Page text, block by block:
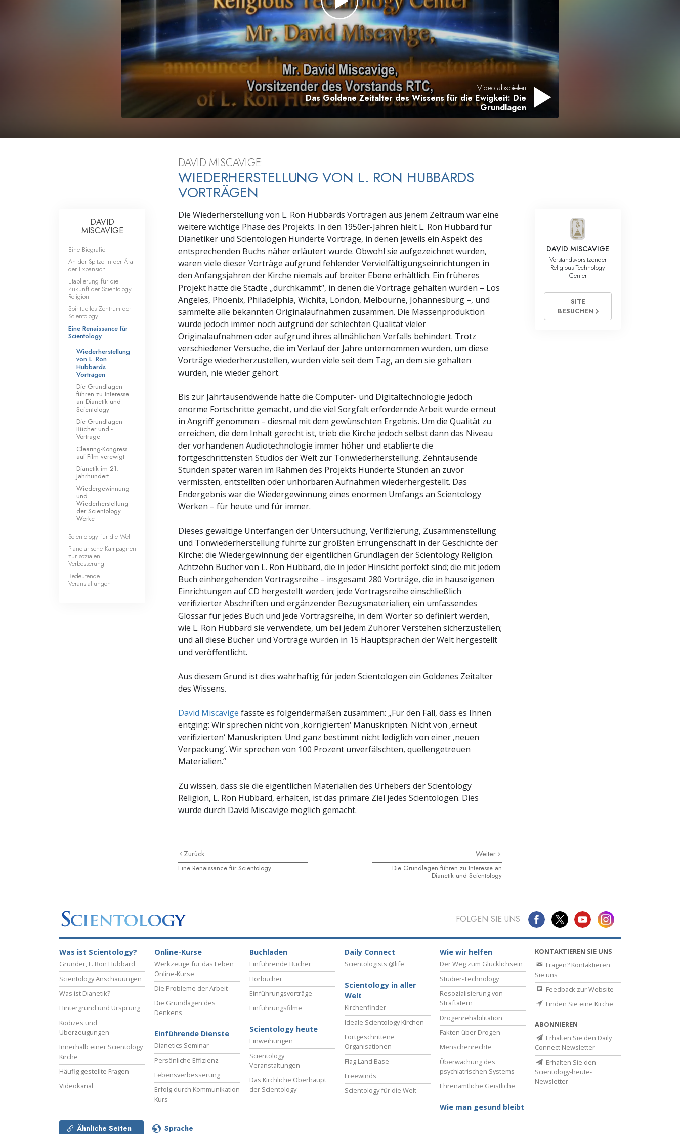
Liebe und Hass – Was ist Größe?
Kinder
Werkzeuge für den Arbeitsplatz
Ethik und die Zustände
Die Ursache von Unterdrückung
Ermittlungen
Grundlagen des Organisierens
Video abspielen
Das Goldene Zeitalter des Wissens für die Ewigkeit: Die
Grundlagen
DAVID MISCAVIGE:
WIEDERHERSTELLUNG VON L. RON HUBBARDS
VORTRÄGEN
Die Wiederherstellung von L. Ron Hubbards Vorträgen aus jenem Zeitraum war eine
weitere wichtige Phase des Projekts. In den 1950er-Jahren hielt L. Ron Hubbard für
Dianetiker und Scientologen Hunderte Vorträge, in denen jeweils ein Aspekt des
entsprechenden Buchs näher erläutert wurde. Obwohl sie aufgezeichnet wurden,
waren viele dieser Vorträge aufgrund fehlender Vervielfältigungseinrichtungen in
den Anfangsjahren der Kirche niemals auf breiter Ebene erhältlich. Ein früheres
Projekt hatte die Städte „durchkämmt“, in denen die Vorträge gehalten wurden – Los
Angeles, Phoenix, Philadelphia, Wichita, London, Melbourne, Johannesburg –, und
sammelte alle bekannten Originalaufnahmen zusammen. Die Massenproduktion
wurde jedoch immer noch aufgrund der schlechten Qualität vieler
Originalaufnahmen oder aufgrund ihres allmählichen Verfalls behindert. Trotz
verschiedener Versuche, die im Verlauf der Jahre unternommen wurden, um diese
Vorträge wiederherzustellen, wurden viele seit dem Tag, an dem sie gehalten
wurden, nie wieder gehört.
Bis zur Jahrtausendwende hatte die Computer- und Digitaltechnologie jedoch
enorme Fortschritte gemacht, und die viel Sorgfalt erfordernde Arbeit wurde erneut
in Angriff genommen – diesmal mit dem gewünschten Ergebnis. Um die Qualität zu
erreichen, die dem Inhalt gerecht ist, trieb die Kirche jedoch selbst dann das Niveau
der vorhandenen Audiotechnologie immer höher und etablierte die
fortgeschrittensten Studios der Welt zur Tonwiederherstellung. Zehntausende
Stunden später waren im Rahmen des Projekts Hunderte Stunden an zuvor
vermissten, entstellten oder unhörbaren Aufnahmen wiederhergestellt. Das
Endergebnis war die Wiedergewinnung eines enormen Umfangs an Scientology
Werken – für heute und für immer.
Dieses gewaltige Unterfangen der Untersuchung, Verifizierung, Zusammenstellung
und Tonwiederherstellung führte zur größten Errungenschaft in der Geschichte der
Kirche: die Wiedergewinnung der eigentlichen Grundlagen der Scientology Religion.
Achtzehn Bücher von L. Ron Hubbard, die in jeder Hinsicht perfekt sind; die mit jedem
Buch einhergehenden Vortragsreihe – insgesamt 280 Vorträge, die in hauseigenen
Einrichtungen auf CD hergestellt werden; jede Vortragsreihe einschließlich
verifizierter Abschriften und ergänzender Bezugsmaterialien; ein umfassendes
Glossar für jedes Buch und jede Vortragsreihe, in dem Wörter so definiert werden,
wie L. Ron Hubbard sie verwendete, um bei jedem Zuhörer Verstehen sicherzustellen;
und all diese Bücher und Vorträge wurden in 15 Hauptsprachen der Welt hergestellt
und veröffentlicht.
Aus diesem Grund ist dies wahrhaftig für jeden Scientologen ein Goldenes Zeitalter
des Wissens.
David Miscavige fasste es folgendermaßen zusammen: „Für den Fall, dass es Ihnen
entging: Wir sprechen nicht von ‚korrigierten‘ Manuskripten. Nicht von ‚erneut
verifizierten‘ Manuskripten. Und ganz bestimmt nicht lediglich von einer ‚neuen
Verpackung‘. Wir sprechen von 100 Prozent unverfälschten, quellengetreuen
Materialien.“
Zu wissen, dass sie die eigentlichen Materialien des Urhebers der Scientology
Religion, L. Ron Hubbard, erhalten, ist das primäre Ziel jedes Scientologen. Dies
wurde durch David Miscavige möglich gemacht.
Zurück
Eine Renaissance für Scientology
Weiter
Die Grundlagen führen zu Interesse an
Dianetik und Scientology
DAVID
MISCAVIGE
Eine Biografie
An der Spitze in der Ära
der Expansion
Etablierung für die
Zukunft der Scientology
Religion
Spirituelles Zentrum der
Scientology
Eine Renaissance für
Scientology
Wiederherstellung
von L. Ron
Hubbards
Vorträgen
Die Grundlagen
führen zu Interesse
an Dianetik und
Scientology
Die Grundlagen-
Bücher und -
Vorträge
Clearing-Kongress
auf Film verewigt
Dianetik im 21.
Jahrhundert
Wiedergewinnung
und
Wiederherstellung
der Scientology
Werke
Scientology für die Welt
Planetarische Kampagnen
zur sozialen
Verbesserung
Bedeutende
Veranstaltungen
DAVID MISCAVIGE
Vorstandsvorsitzender
Religious Technology
Center
SITE
BESUCHEN
FOLGEN SIE UNS
Was ist Scientology?
Gründer, L. Ron Hubbard
Scientology Anschauungen
Was ist Dianetik?
Hintergrund und Ursprung
Kodizes und
Überzeugungen
Innerhalb einer Scientology
Kirche
Häufig gestellte Fragen
Videokanal
Online-Kurse
Werkzeuge für das Leben
Online-Kurse
Die Probleme der Arbeit
Die Grundlagen des
Denkens
Einführende Dienste
Dianetics Seminar
Persönliche Effizienz
Lebensverbesserung
Erfolg durch Kommunikation
Kurs
Buchladen
Einführende Bücher
Hörbücher
Einführungsvorträge
Einführungsfilme
Scientology heute
Einweihungen
Scientology
Veranstaltungen
Das Kirchliche Oberhaupt
der Scientology
Daily Connect
Scientologists @life
Scientology in aller
Welt
Kirchenfinder
Ideale Scientology Kirchen
Fortgeschrittene
Organisationen
Flag Land Base
Freewinds
Scientology für die Welt
Wie wir helfen
Der Weg zum Glücklichsein
Studier-Technology
Resozialisierung von
Straftätern
Drogenrehabilitation
Fakten über Drogen
Menschenrechte
Überwachung des
psychiatrischen Systems
Ehrenamtliche Geistliche
Wie man gesund bleibt
KONTAKTIEREN SIE UNS
Fragen? Kontaktieren
Sie uns
Feedback zur Website
Finden Sie eine Kirche
ABONNIEREN
Erhalten Sie den Daily
Connect Newsletter
Erhalten Sie den
Scientology-heute-
Newsletter
Ähnliche Seiten Sprache